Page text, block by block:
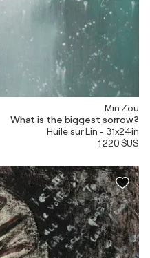
Min Zou
What is the biggest sorrow?
Huile sur Lin - 31x24in
1 220 $US